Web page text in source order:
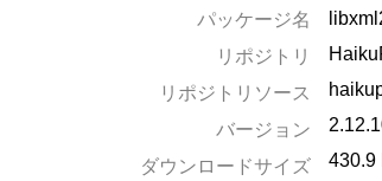
パッケージ名
リポジトリ
リポジトリソース
バージョン
ダウンロードサイズ 430.9